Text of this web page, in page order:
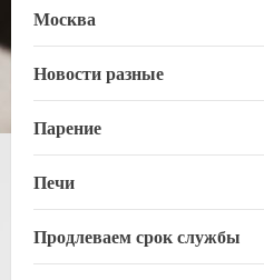
Москва
Новости разные
Парение
Печи
Продлеваем срок службы